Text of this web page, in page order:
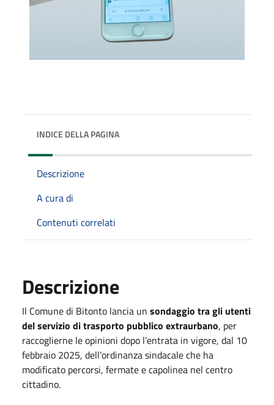
INDICE DELLA PAGINA
Descrizione
A cura di
Contenuti correlati
Descrizione
Il Comune di Bitonto lancia un sondaggio tra gli utenti
del servizio di trasporto pubblico extraurbano, per
raccoglierne le opinioni dopo l’entrata in vigore, dal 10
febbraio 2025, dell’ordinanza sindacale che ha
modificato percorsi, fermate e capolinea nel centro
cittadino.